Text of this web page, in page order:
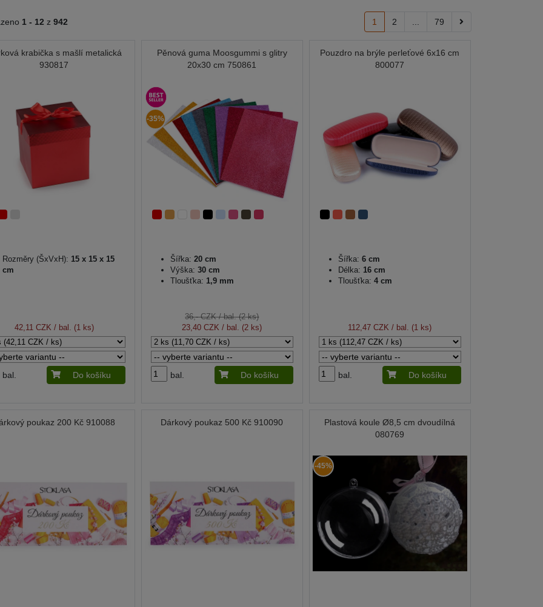
1 - 12 z 942 1 2 79
krabička s mašlí metalická
930817
Rozměry (ŠxVxH): 15 x 15 x 15
cm
42,11 CZK / bal. (1 ks)
bal. Do košíku
Pěnová guma Moosgummi s glitry
20x30 cm 750861
-35%
Šířka: 20 cm
Výška: 30 cm
Tloušťka: 1,9 mm
36,- CZK/ bal. (2 ks)
23,40 CZK / bal. (2 ks)
bal. Do košíku
Pouzdro na brýle perleťové 6x16 cm
800077
Šířka: 6 cm
Délka: 16 cm
Tloušťka: 4 cm
112,47 CZK / bal. (1 ks)
bal. Do košíku
poukaz 200 Kč 910088 Dárkový poukaz 500 Kč 910090
Plastová koule Ø8,5 cm dvoudílná
080769
-45%